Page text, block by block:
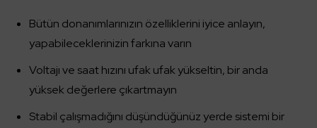
Bütün donanımlarınızın özelliklerini iyice anlayın,
yapabileceklerinizin farkına varın
Voltajı ve saat hızını ufak ufak yükseltin, bir anda
yüksek değerlere çıkartmayın
Stabil çalışmadığını düşündüğünüz yerde sistemi bir